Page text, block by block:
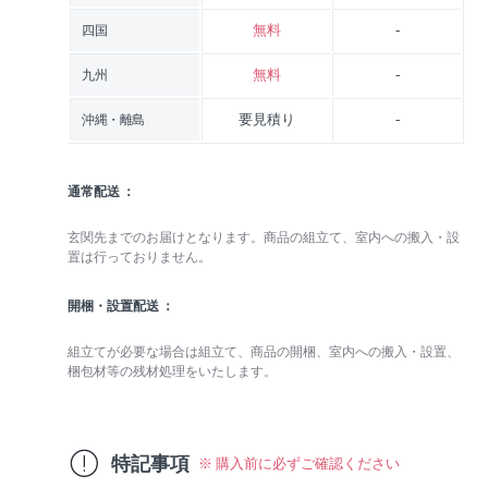
四国 無料 -
九州 無料 -
沖縄・離島 要見積り -
通常配送
玄関先までのお届けとなります。商品の組立て、室内への搬入・設
置は行っておりません。
開梱・設置配送
組立てが必要な場合は組立て、商品の開梱、室内への搬入・設置、
梱包材等の残材処理をいたします。
特記事項 ※ 購入前に必ずご確認ください